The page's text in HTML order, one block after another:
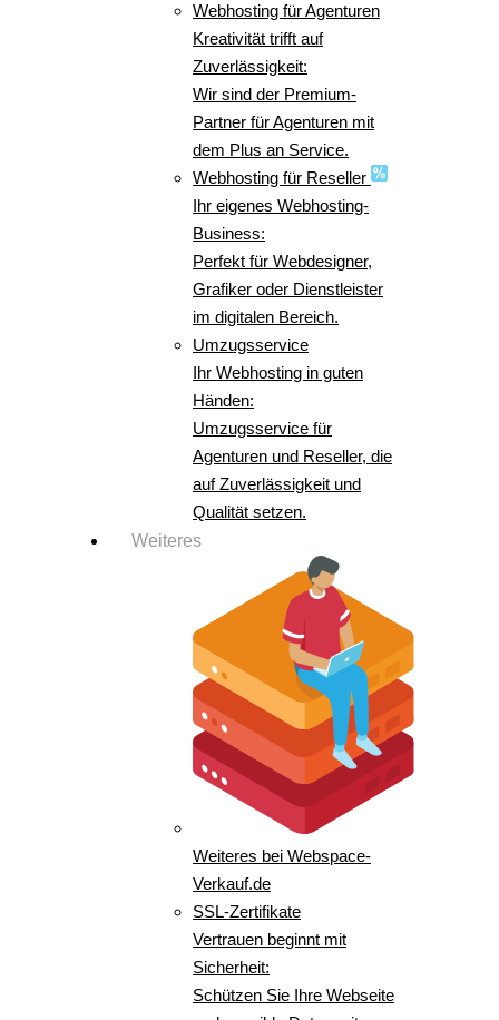
Webhosting für Agenturen
Kreativität trifft auf
Zuverlässigkeit:
Wir sind der Premium-
Partner für Agenturen mit
dem Plus an Service.
Webhosting für Reseller
Ihr eigenes Webhosting-
Business:
Perfekt für Webdesigner,
Grafiker oder Dienstleister
im digitalen Bereich.
Umzugsservice
Ihr Webhosting in guten
Händen:
Umzugsservice für
Agenturen und Reseller, die
auf Zuverlässigkeit und
Qualität setzen.
Weiteres
Weiteres bei Webspace-
Verkauf.de
SSL-Zertifikate
Vertrauen beginnt mit
Sicherheit:
Schützen Sie Ihre Webseite